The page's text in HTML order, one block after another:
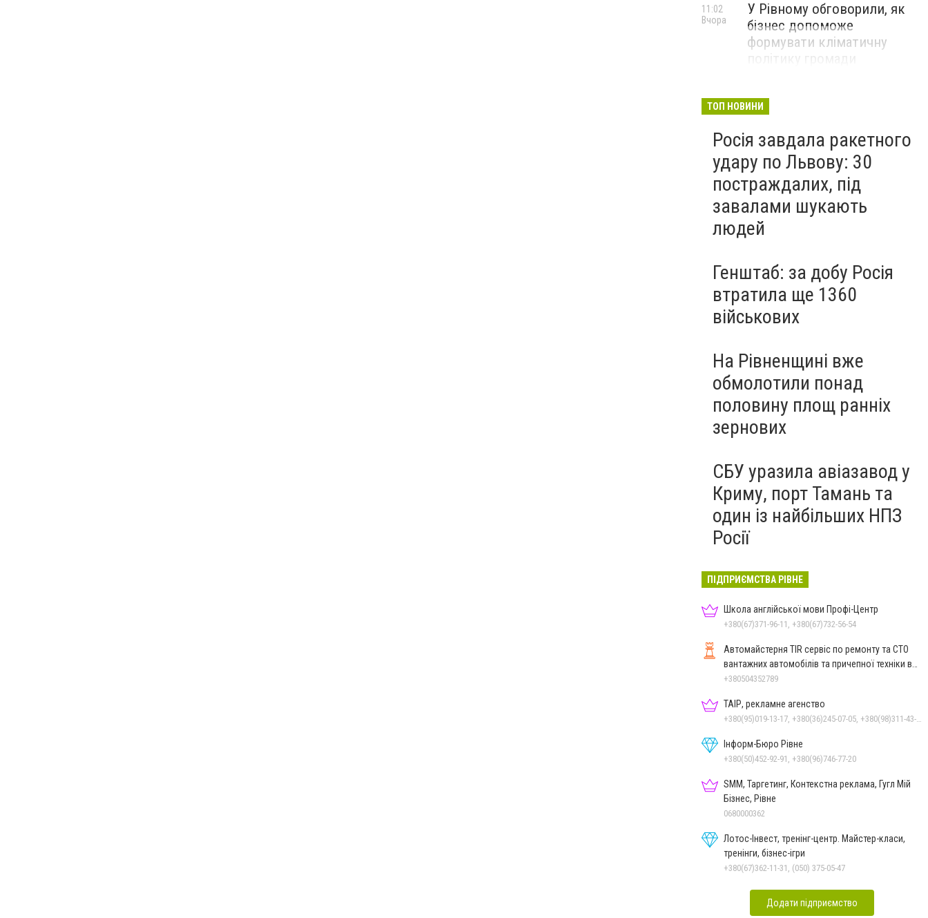
У Рівному обговорили, як
бізнес допоможе
формувати кліматичну
11:02
Вчора
ТОП НОВИНИ
Росія завдала ракетного
удару по Львову: 30
постраждалих, під
завалами шукають
людей
Генштаб: за добу Росія
втратила ще 1360
військових
На Рівненщині вже
обмолотили понад
половину площ ранніх
зернових
СБУ уразила авіазавод у
Криму, порт Тамань та
один із найбільших НПЗ
Росії
ПІДПРИЄМСТВА РІВНЕ
Школа англійської мови Профі-Центр
+380(67)371-96-11, +380(67)732-56-54
Автомайстерня TIR сервіс по ремонту та СТО
вантажних автомобілів та причепної техніки в
Рівному
+380504352789
ТАІР, рекламне агенство
+380(95)019-13-17, +380(36)245-07-05, +380(98)311-43-09
Інформ-Бюро Рівне
+380(50)452-92-91, +380(96)746-77-20
SMM, Таргетинг, Контекстна реклама, Гугл Мій
Бізнес, Рівне
0680000362
Лотос-Інвест, тренінг-центр. Майстер-класи,
тренінги, бізнес-ігри
+380(67)362-11-31, (050) 375-05-47
Додати підприємство